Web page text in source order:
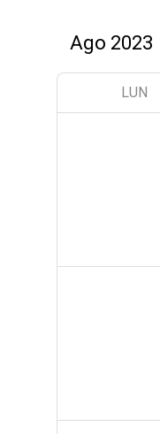
LUN